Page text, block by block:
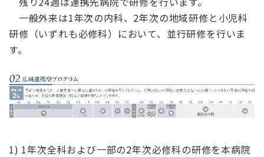
一般外来は1年次の内科、2年次の地域研修と小児科
研修（いずれも必修科）において、並行研修を行いま
す。
1) 1年次全科および一部の2年次必修科の研修を本病院